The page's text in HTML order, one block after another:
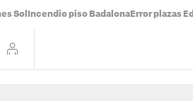
Sol Incendio piso Badalona Error plazas